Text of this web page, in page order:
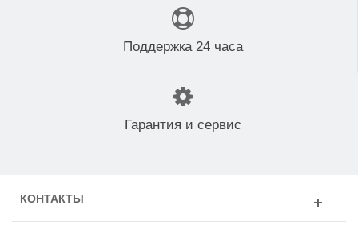
Поддержка 24 часа
Гарантия и сервис
КОНТАКТЫ